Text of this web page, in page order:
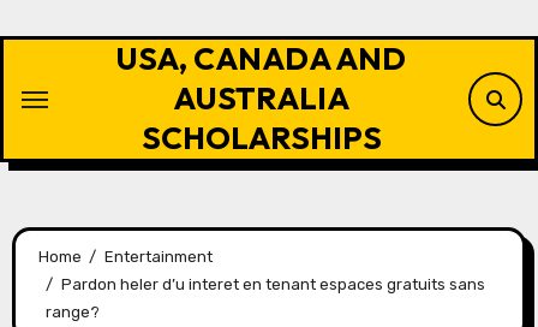
USA, CANADA AND
AUSTRALIA
SCHOLARSHIPS
Home
Entertainment
Pardon heler d’u interet en tenant espaces gratuits sans
range?